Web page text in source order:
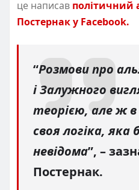
це написав політичний
Постернак у Facebook.
“Розмови про
і Залужного
теорією, але ж
своя логіка,
невідома”, –
Постернак.